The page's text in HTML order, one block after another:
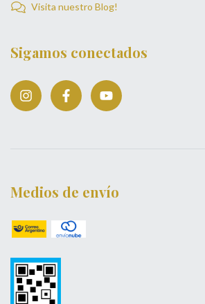
Visita nuestro Blog!
Sigamos conectados
Medios de envío